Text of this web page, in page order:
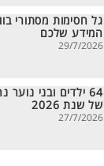
גל חסימות מסתורי
המידע שלכם
29/7/2026
64 ילדים ובני
של שנת 2026
27/7/2026